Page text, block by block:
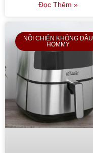
Đọc Thêm »
NỒI CHIÊN KHÔNG DẦU
HOMMY